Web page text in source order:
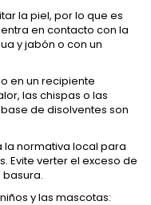
la piel, por lo que es
en contacto con la
y jabón o con un
en un recipiente
las chispas o las
de disolventes son
la normativa local para
Evite verter el exceso de
y las mascotas: